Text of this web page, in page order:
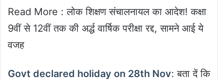
Read More : लोक शिक्षण संचालनायल का आदेश! कक्षा
9वीं से 12वीं तक की अर्द्ध वार्षिक परीक्षा रद्द, सामने आई ये
वजह
Govt declared holiday on 28th Nov: बता दें कि